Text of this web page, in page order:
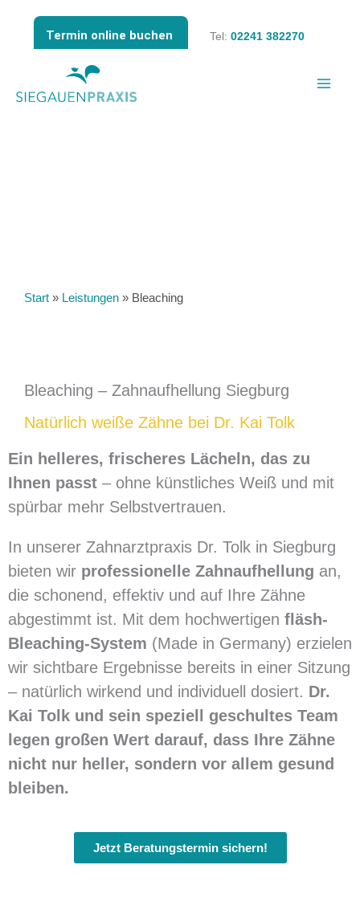
Termin online buchen Tel:02241 382270
Start » Leistungen » Bleaching
Bleaching – Zahnaufhellung Siegburg
Natürlich weiße Zähne bei Dr. Kai Tolk
Ein helleres, frischeres Lächeln, das zu
Ihnen passt – ohne künstliches Weiß und mit
spürbar mehr Selbstvertrauen.
In unserer Zahnarztpraxis Dr. Tolk in Siegburg
bieten wir professionelle Zahnaufhellung an,
die schonend, effektiv und auf Ihre Zähne
abgestimmt ist. Mit dem hochwertigen fläsh-
Bleaching-System (Made in Germany) erzielen
wir sichtbare Ergebnisse bereits in einer Sitzung
– natürlich wirkend und individuell dosiert. Dr.
Kai Tolk und sein speziell geschultes Team
legen großen Wert darauf, dass Ihre Zähne
nicht nur heller, sondern vor allem gesund
bleiben.
Jetzt Beratungstermin sichern!